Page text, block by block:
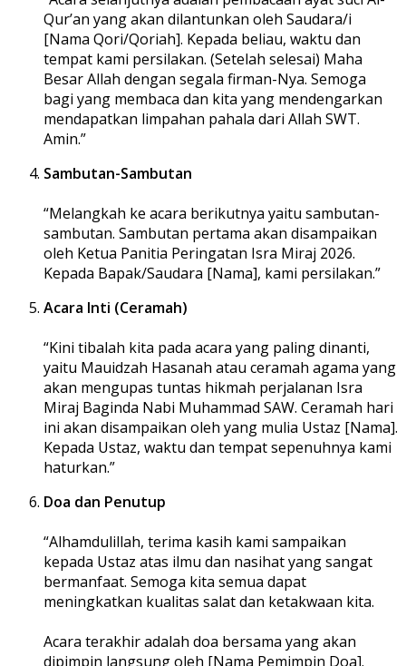
Qur’an yang akan dilantunkan oleh Saudara/i
[Nama Qori/Qoriah]. Kepada beliau, waktu dan
tempat kami persilakan. (Setelah selesai) Maha
Besar Allah dengan segala firman-Nya. Semoga
bagi yang membaca dan kita yang mendengarkan
mendapatkan limpahan pahala dari Allah SWT.
Amin.”
Sambutan-Sambutan
“Melangkah ke acara berikutnya yaitu sambutan-
sambutan. Sambutan pertama akan disampaikan
oleh Ketua Panitia Peringatan Isra Miraj 2026.
Kepada Bapak/Saudara [Nama], kami persilakan.”
Acara Inti (Ceramah)
“Kini tibalah kita pada acara yang paling dinanti,
yaitu Mauidzah Hasanah atau ceramah agama yang
akan mengupas tuntas hikmah perjalanan Isra
Miraj Baginda Nabi Muhammad SAW. Ceramah hari
ini akan disampaikan oleh yang mulia Ustaz [Nama].
Kepada Ustaz, waktu dan tempat sepenuhnya kami
haturkan.”
Doa dan Penutup
“Alhamdulillah, terima kasih kami sampaikan
kepada Ustaz atas ilmu dan nasihat yang sangat
bermanfaat. Semoga kita semua dapat
meningkatkan kualitas salat dan ketakwaan kita.
Acara terakhir adalah doa bersama yang akan
dipimpin langsung oleh [Nama Pemimpin Doa].